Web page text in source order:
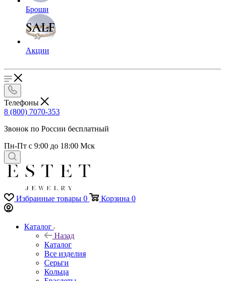
Броши
Акции
Телефоны
8 (800) 7070-353
Звонок по России бесплатный
Пн-Пт с 9:00 до 18:00 Мск
Избранные товары 0 Корзина 0
Каталог
Назад
Каталог
Все изделия
Серьги
Кольца